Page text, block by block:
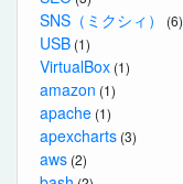
SNS（ミクシィ） (6)
USB (1)
VirtualBox (1)
amazon (1)
apache (1)
apexcharts (3)
aws (2)